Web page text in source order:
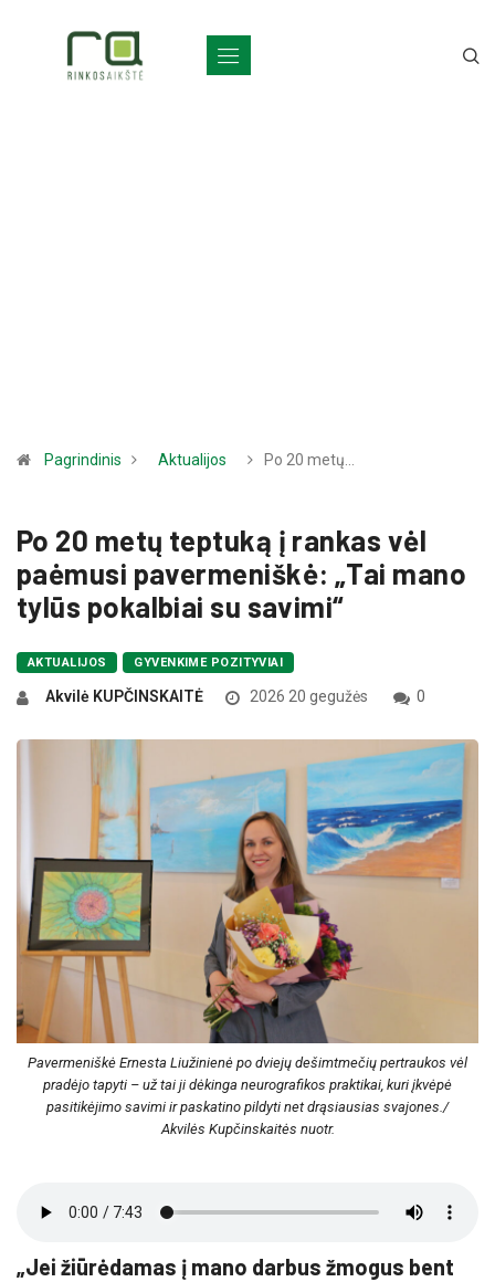
Pagrindinis Aktualijos Po 20 metų…
Po 20 metų teptuką į rankas vėl
paėmusi pavermeniškė: „Tai mano
tylūs pokalbiai su savimi“
AKTUALIJOS GYVENKIME POZITYVIAI
Akvilė KUPČINSKAITĖ 2026 20 gegužės 0
Pavermeniškė Ernesta Liužinienė po dviejų dešimtmečių pertraukos vėl
pradėjo tapyti – už tai ji dėkinga neurografikos praktikai, kuri įkvėpė
pasitikėjimo savimi ir paskatino pildyti net drąsiausias svajones./
Akvilės Kupčinskaitės nuotr.
„Jei žiūrėdamas į mano darbus žmogus bent